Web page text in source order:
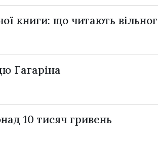
книги: що читають
Гагаріна
10 тисяч гривень